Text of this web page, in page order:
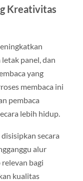
Kreativitas
panel, dan
yang
membaca ini
pembaca
lebih hidup.
disisipkan secara
alur
bagi
kualitas